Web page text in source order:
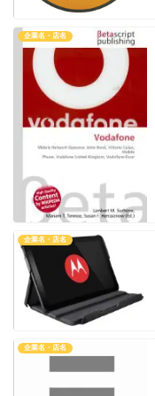
企業名・店名
企業名・店名
企業名・店名